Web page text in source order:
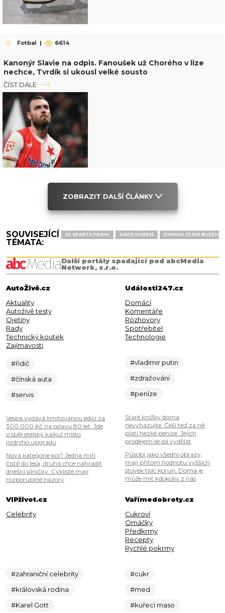
Fotbal | 6614
Kanonýr Slavie na odpis. Fanoušek už Chorého v lize
nechce, Tvrdík si ukousl velké sousto
ČÍST DÁLE
ZOBRAZIT DALŠÍ ČLÁNKY
SOUVISEJÍCÍ
TÉMATA:
AC SPARTA PRAHA DAVID HOŘEJŠ DYNAMO ČESKÉ
Další portály spadající pod abcMedia
Network, s.r.o.
AutoŽivě.cz
Aktuality
Autoživě testy
Ojetiny
Rady
Technický koutek
Zajímavosti
#řidič
#čínská auta
#servis
Vespa vydává limitovanou edici za
300 000 Kč na oslavu 80 let. Jde
o sběratelský kalkul místo
jízdního upgradu
Nová kategorie kol? Jedna míří
čistě do lesa, druhá chce nahradit
dnešní silničky. Cyklisté mají
rozporuplné názory
Události247.cz
Domácí
Komentáře
Rozhovory
Spotřebitel
Technologie
#vladimir putin
#zdražování
#peníze
Staré knížky doma
nevyhazujte. Češi teď za ně
platí hezké peníze. Jejich
prodejem se dá vydělat
Působí jako všední obrazy,
mají přitom hodnotu vyšších
stovek tisíc korun. Doma je
může mít kdokoliv z nás
VIPživot.cz
Celebrity
#zahraniční celebrity
#královská rodina
#Karel Gott
Vařímedobroty.cz
Cukroví
Omáčky
Předkrmy
Recepty
Rychlé pokrmy
#cukr
#med
#kuřecí maso